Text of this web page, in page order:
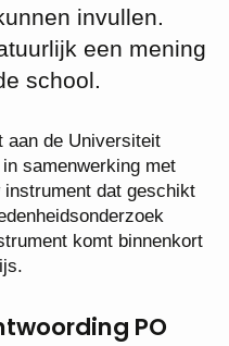
invullen.
een mening
school.
aan de Universiteit
samenwerking met
instrument dat geschikt
komt binnenkort
PO